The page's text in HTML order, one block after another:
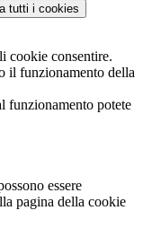
tutti i cookies
cookie consentire.
il funzionamento della
funzionamento potete
essere
pagina della cookie